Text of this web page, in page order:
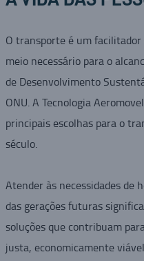
O transporte é um facilitador
meio necessário para o
de Desenvolvimento
ONU. A Tecnologia
principais escolhas para o
século.
Atender às necessidades de
das gerações futuras
soluções que contribuam
justa, economicamente